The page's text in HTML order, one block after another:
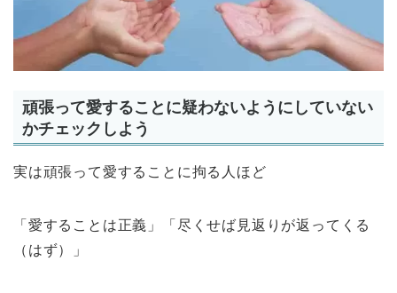
頑張って愛することに疑わないようにしていない
かチェックしよう
実は頑張って愛することに拘る人ほど
「愛することは正義」「尽くせば見返りが返ってくる
（はず）」